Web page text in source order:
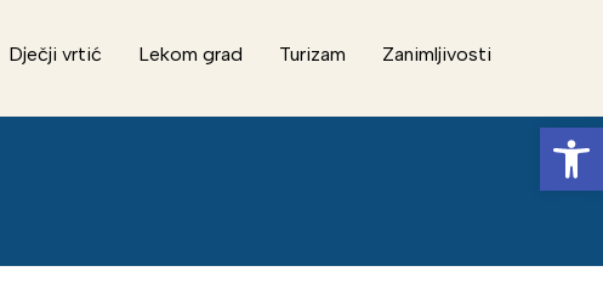
Dječji vrtić Lekom grad Turizam
Zanimljivosti